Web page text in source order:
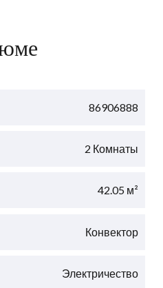
86906888
2 Комнаты
42.05 м²
Конвектор
Электричество